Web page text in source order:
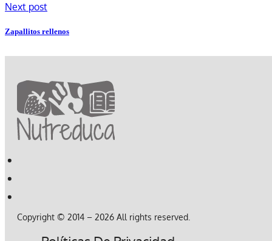
Next post
Zapallitos rellenos
Copyright © 2014 – 2026 All rights reserved.